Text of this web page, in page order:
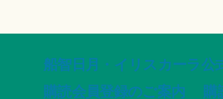
船智日月・イリスカーラ
購読会員登録のご案内
購